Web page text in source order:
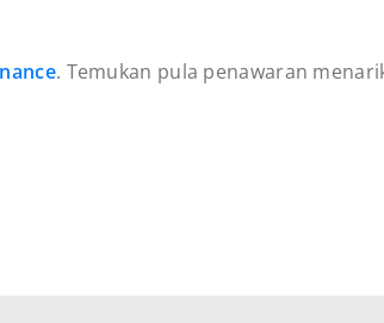
. Temukan pula penawaran